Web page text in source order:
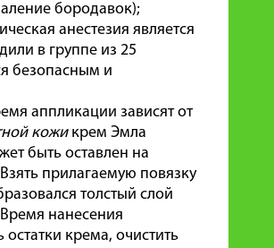
бородавок);
анестезия является
в группе из 25
безопасным и
аппликации зависят от
кожикрем Эмла
быть оставлен на
прилагаемую повязку
толстый слой
нанесения
крема, очистить